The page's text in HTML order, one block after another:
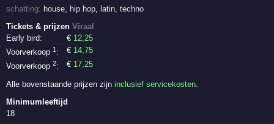
schatting: house, hip hop, latin,techno
Tickets & prijzenViraal
Early bird:
€ 12,25
Voorverkoop1 : € 14,75
Voorverkoop2: € 17,25
Alle bovenstaande prijzen zijninclusief servicekosten
Minimumleeftijd
18